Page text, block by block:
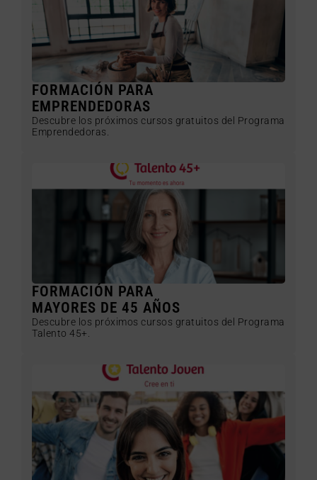
FORMACIÓN PARA
EMPRENDEDORAS
Descubre los próximos cursos gratuitos del Programa
Emprendedoras.
FORMACIÓN PARA
MAYORES DE 45 AÑOS
Descubre los próximos cursos gratuitos del Programa
Talento 45+.